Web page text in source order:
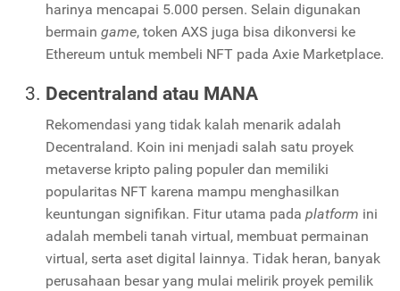
harinya mencapai 5.000 persen. Selain digunakan
bermain game, token AXS juga bisa dikonversi ke
Ethereum untuk membeli NFT pada Axie Marketplace.
Decentraland atau MANA
Rekomendasi yang tidak kalah menarik adalah
Decentraland. Koin ini menjadi salah satu proyek
metaverse kripto paling populer dan memiliki
popularitas NFT karena mampu menghasilkan
keuntungan signifikan. Fitur utama pada platform ini
adalah membeli tanah virtual, membuat permainan
virtual, serta aset digital lainnya. Tidak heran, banyak
perusahaan besar yang mulai melirik proyek pemilik